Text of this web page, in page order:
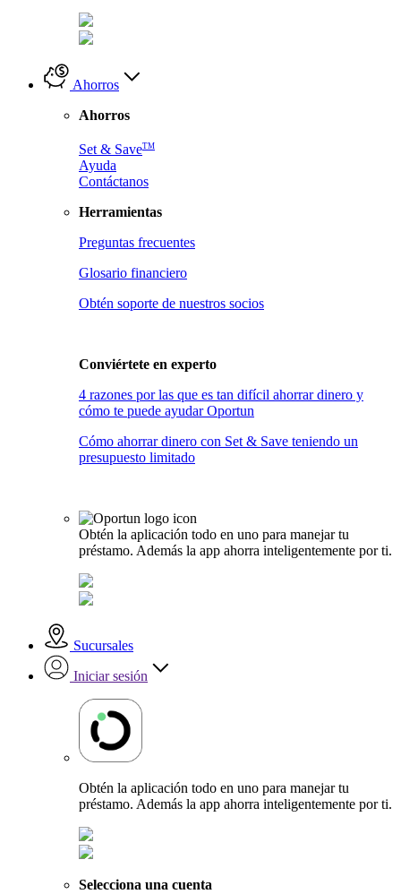
Ahorros
Ahorros
Set & SaveTM
Ayuda
Contáctanos
Herramientas
Preguntas frecuentes
Glosario financiero
Obtén soporte de nuestros socios
Conviértete en experto
4 razones por las que es tan difícil ahorrar dinero y
cómo te puede ayudar Oportun
Cómo ahorrar dinero con Set & Save teniendo un
presupuesto limitado
Obtén la aplicación todo en uno para manejar tu
préstamo. Además la app ahorra inteligentemente por ti.
Sucursales
Iniciar sesión
Obtén la aplicación todo en uno para manejar tu
préstamo. Además la app ahorra inteligentemente por ti.
Selecciona una cuenta